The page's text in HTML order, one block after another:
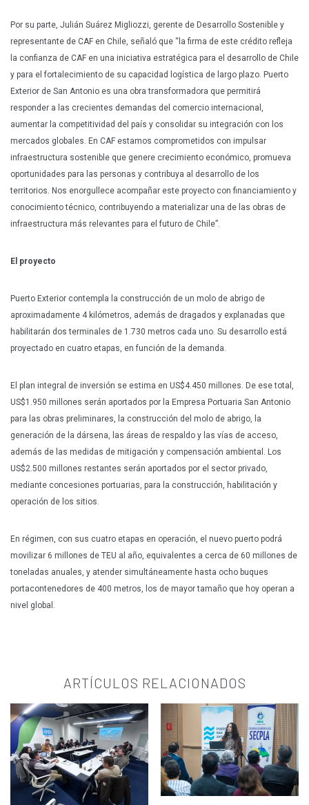
Por su parte, Julián Suárez Migliozzi, gerente de Desarrollo Sostenible y
representante de CAF en Chile, señaló que “la firma de este crédito refleja
la confianza de CAF en una iniciativa estratégica para el desarrollo de Chile
y para el fortalecimiento de su capacidad logística de largo plazo. Puerto
Exterior de San Antonio es una obra transformadora que permitirá
responder a las crecientes demandas del comercio internacional,
aumentar la competitividad del país y consolidar su integración con los
mercados globales. En CAF estamos comprometidos con impulsar
infraestructura sostenible que genere crecimiento económico, promueva
oportunidades para las personas y contribuya al desarrollo de los
territorios. Nos enorgullece acompañar este proyecto con financiamiento y
conocimiento técnico, contribuyendo a materializar una de las obras de
infraestructura más relevantes para el futuro de Chile”.
El proyecto
Puerto Exterior contempla la construcción de un molo de abrigo de
aproximadamente 4 kilómetros, además de dragados y explanadas que
habilitarán dos terminales de 1.730 metros cada uno. Su desarrollo está
proyectado en cuatro etapas, en función de la demanda.
El plan integral de inversión se estima en US$4.450 millones. De ese total,
US$1.950 millones serán aportados por la Empresa Portuaria San Antonio
para las obras preliminares, la construcción del molo de abrigo, la
generación de la dársena, las áreas de respaldo y las vías de acceso,
además de las medidas de mitigación y compensación ambiental. Los
US$2.500 millones restantes serán aportados por el sector privado,
mediante concesiones portuarias, para la construcción, habilitación y
operación de los sitios.
En régimen, con sus cuatro etapas en operación, el nuevo puerto podrá
movilizar 6 millones de TEU al año, equivalentes a cerca de 60 millones de
toneladas anuales, y atender simultáneamente hasta ocho buques
portacontenedores de 400 metros, los de mayor tamaño que hoy operan a
nivel global.
ARTÍCULOS RELACIONADOS